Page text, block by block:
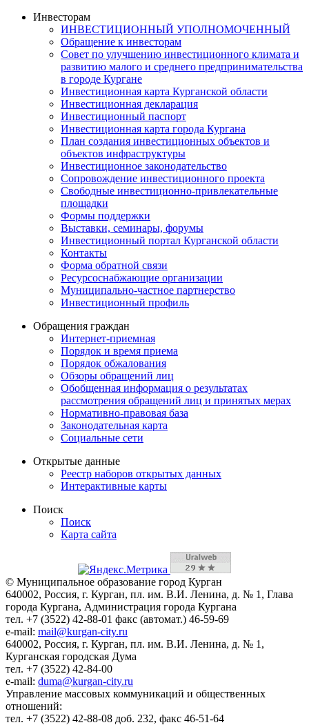
Инвесторам
ИНВЕСТИЦИОННЫЙ УПОЛНОМОЧЕННЫЙ
Обращение к инвесторам
Совет по улучшению инвестиционного климата и
развитию малого и среднего предпринимательства
в городе Кургане
Инвестиционная карта Курганской области
Инвестиционная декларация
Инвестиционный паспорт
Инвестиционная карта города Кургана
План создания инвестиционных объектов и
объектов инфраструктуры
Инвестиционное законодательство
Сопровождение инвестиционного проекта
Свободные инвестиционно-привлекательные
площадки
Формы поддержки
Выставки, семинары, форумы
Инвестиционный портал Курганской области
Контакты
Форма обратной связи
Ресурсоснабжающие организации
Муниципально-частное партнерство
Инвестиционный профиль
Обращения граждан
Интернет-приемная
Порядок и время приема
Порядок обжалования
Обзоры обращений лиц
Обобщенная информация о результатах
рассмотрения обращений лиц и принятых мерах
Нормативно-правовая база
Законодательная карта
Социальные сети
Открытые данные
Реестр наборов открытых данных
Интерактивные карты
Поиск
Поиск
Карта сайта
© Муниципальное образование город Курган
640002, Россия, г. Курган, пл. им. В.И. Ленина, д. № 1, Глава
города Кургана, Администрация города Кургана
тел. +7 (3522) 42-88-01 факс (автомат.) 46-59-69
e-mail: mail@kurgan-city.ru
640002, Россия, г. Курган, пл. им. В.И. Ленина, д. № 1,
Курганская городская Дума
тел. +7 (3522) 42-84-00
e-mail: duma@kurgan-city.ru
Управление массовых коммуникаций и общественных
отношений:
тел. +7 (3522) 42-88-08 доб. 232, факс 46-51-64